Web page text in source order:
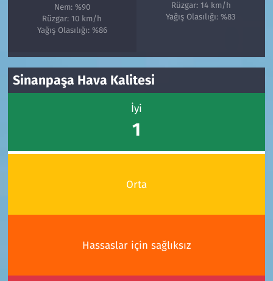
Nem: %90
Rüzgar: 10 km/h
Yağış Olasılığı: %86
Rüzgar: 14 km/h
Yağış Olasılığı: %83
Sinanpaşa Hava Kalitesi
İyi
1
Orta
Hassaslar için sağlıksız